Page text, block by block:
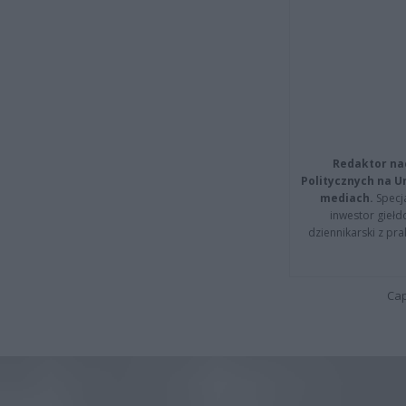
Redaktor
Politycznych na
mediach.
inwestor
dziennikarski z